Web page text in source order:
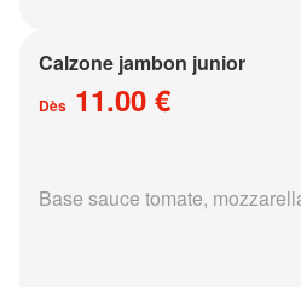
Calzone jambon junior
Dès 11.00 €
Base sauce tomate,